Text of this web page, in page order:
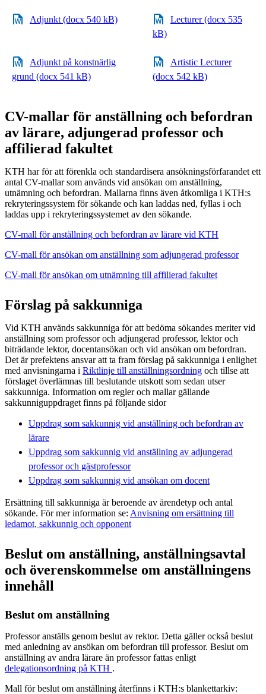
Adjunkt (docx 540 kB)
Lecturer (docx 535
kB)
Adjunkt på konstnärlig
grund (docx 541 kB)
Artistic Lecturer
(docx 542 kB)
CV-mallar för anställning och befordran
av lärare, adjungerad professor och
affilierad fakultet
KTH har för att förenkla och standardisera ansökningsförfarandet ett
antal CV-mallar som används vid ansökan om anställning,
utnämning och befordran. Mallarna finns även åtkomliga i KTH:s
rekryteringssystem för sökande och kan laddas ned, fyllas i och
laddas upp i rekryteringssystemet av den sökande.
CV-mall för anställning och befordran av lärare vid KTH
CV-mall för ansökan om anställning som adjungerad professor
CV-mall för ansökan om utnämning till affilierad fakultet
Förslag på sakkunniga
Vid KTH används sakkunniga för att bedöma sökandes meriter vid
anställning som professor och adjungerad professor, lektor och
biträdande lektor, docentansökan och vid ansökan om befordran.
Det är prefektens ansvar att ta fram förslag på sakkunniga i enlighet
med anvisningarna i Riktlinje till anställningsordning och tillse att
förslaget överlämnas till beslutande utskott som sedan utser
sakkunniga. Information om regler och mallar gällande
sakkunniguppdraget finns på följande sidor
Uppdrag som sakkunnig vid anställning och befordran av
lärare
Uppdrag som sakkunnig vid anställning av adjungerad
professor och gästprofessor
Uppdrag som sakkunnig vid ansökan om docent
Ersättning till sakkunniga är beroende av ärendetyp och antal
sökande. För mer information se: Anvisning om ersättning till
ledamot, sakkunnig och opponent
Beslut om anställning, anställningsavtal
och överenskommelse om anställningens
innehåll
Beslut om anställning
Professor anställs genom beslut av rektor. Detta gäller också beslut
med anledning av ansökan om befordran till professor. Beslut om
anställning av andra lärare än professor fattas enligt
delegationsordning på KTH .
Mall för beslut om anställning återfinns i KTH:s blankettarkiv: